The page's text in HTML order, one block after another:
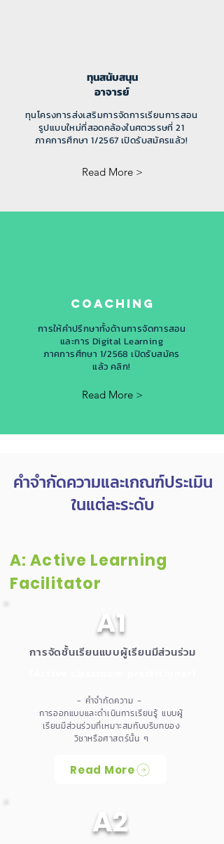
ทุนสนับสนุน
อาจารย์
ทุนโครงการส่งเสริมการจัดการเรียนการสอน
รูปแบบใหม่ที่สอดคล้องในศตวรรษที่ 21
ภาคการศึกษา 1/2567 เปิดรับสมัครแล้ว!
Read More >
Coaching
การให้คำปรึกษาทั้งด้านการจัดการสอน
และการ Digital Learning
ภาคการศึกษา 1/2568 เปิดรับสมัคร
แล้ว คลิก!
Read More >
คำจำกัดความและเกณฑ์ประเมิน
ในแต่ละระดับ
A: Active Learning
Facilitator
A1
การจัดชั้นเรียนแบบผู้เรียนมีส่วนร่วม
- คำจำกัดความ -
การออกแบบและดำเนินการเรียนรู้ แบบผู้
เรียนมีส่วนร่วมที่เหมาะสมกับบริบทของ
วิชาหรือศาสตร์นั้น ๆ
Read More
A2